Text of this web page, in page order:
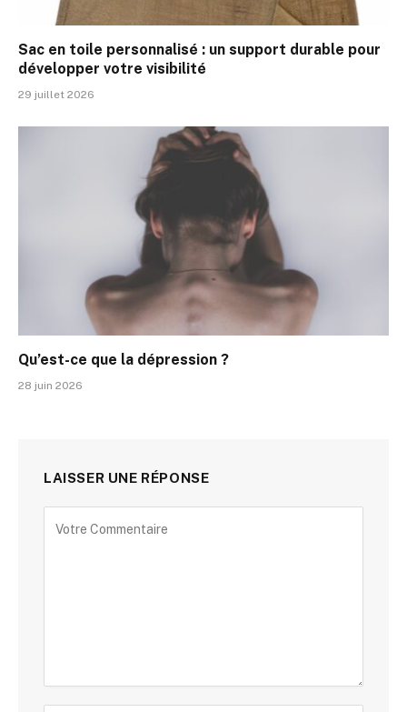
Sac en toile personnalisé : un support durable pour
développer votre visibilité
29 juillet 2026
Qu’est-ce que la dépression ?
28 juin 2026
LAISSER UNE RÉPONSE